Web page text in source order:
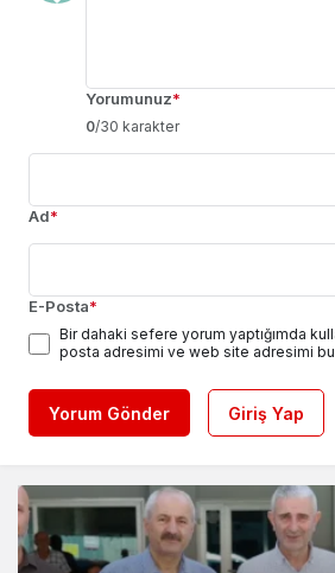
Yorumunuz*
0/30 karakter
Ad*
E-Posta*
Bir dahaki sefere yorum yaptığımda
posta adresimi ve web site adresimi bu
Yorum Gönder Giriş Yap